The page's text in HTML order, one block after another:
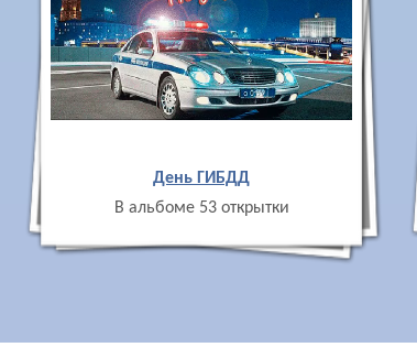
День ГИБДД
В альбоме 53 открытки